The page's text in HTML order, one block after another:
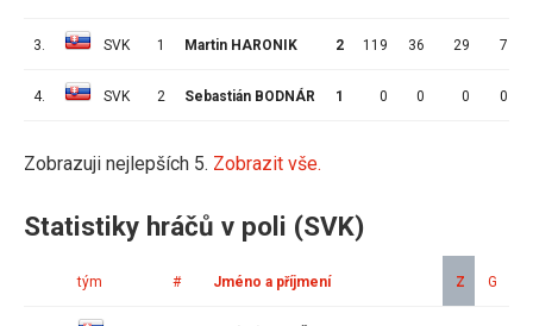
3. SVK 1 Martin HARONIK 2 119 36 29 7
4. SVK 2 Sebastián BODNÁR 1 0 0 0 0
Zobrazuji nejlepších 5. Zobrazit vše.
Statistiky hráčů v poli (SVK)
tým # Jméno a příjmení Z G